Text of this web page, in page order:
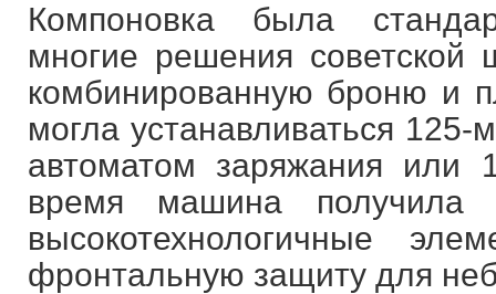
Компоновка была
многие решения
комбинированную броню и
могла устанавливаться
автоматом заряжания
время машина получила
высокотехнологичные
фронтальную защиту для